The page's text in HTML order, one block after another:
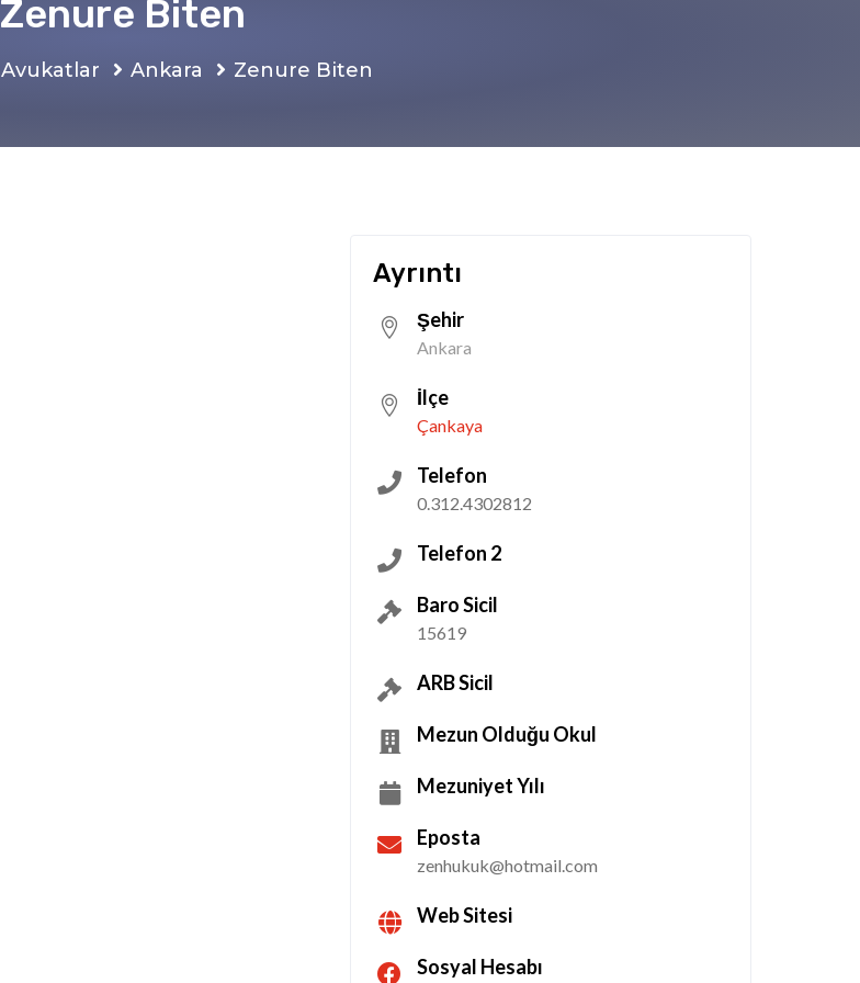
Zenure Biten
Avukatlar Ankara Zenure Biten
Ayrıntı
Şehir
Ankara
İlçe
Çankaya
Telefon
0.312.4302812
Telefon 2
Baro Sicil
15619
ARB Sicil
Mezun Olduğu Okul
Mezuniyet Yılı
Eposta
zenhukuk@hotmail.com
Web Sitesi
Sosyal Hesabı